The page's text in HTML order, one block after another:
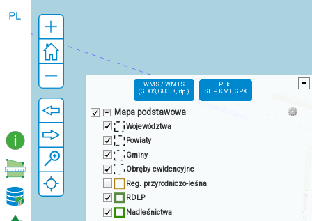
WMS / WMTS
(GDOŚ, GUGIK, itp.)
Pliki
SHP, KML, GPX
Mapa podstawowa
Województwa
Powiaty
Gminy
Obręby ewidencyjne
Reg. przyrodniczo-leśna
RDLP
Nadleśnictwa